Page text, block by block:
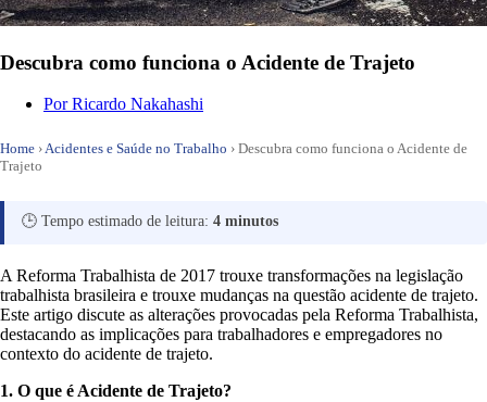
Descubra como funciona o Acidente de Trajeto
PorRicardo Nakahashi
Home ›Acidentes e Saúde no Trabalho › Descubra como funciona o Acidente de
Trajeto
🕒 Tempo estimado de leitura: 4 minutos
A Reforma Trabalhista de 2017 trouxe transformações na legislação
trabalhista brasileira e trouxe mudanças na questão acidente de trajeto.
Este artigo discute as alterações provocadas pela Reforma Trabalhista,
destacando as implicações para trabalhadores e empregadores no
contexto do acidente de trajeto.
1. O que é Acidente de Trajeto?